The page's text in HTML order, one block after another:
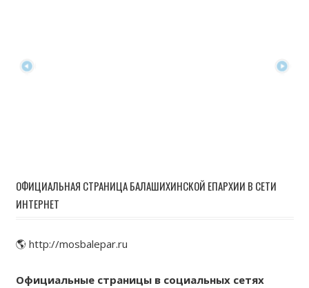
ОФИЦИАЛЬНАЯ СТРАНИЦА БАЛАШИХИНСКОЙ ЕПАРХИИ В СЕТИ
ИНТЕРНЕТ
🌎 http://mosbalepar.ru
Официальные страницы в социальных сетях